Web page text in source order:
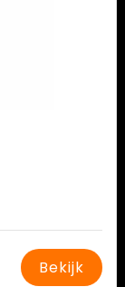
Bekijk